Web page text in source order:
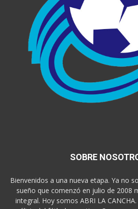
SOBRE
Bienvenidos a una nueva etapa. Ya no
sueño que comenzó en julio de 2008
integral. Hoy somos ABRI LA